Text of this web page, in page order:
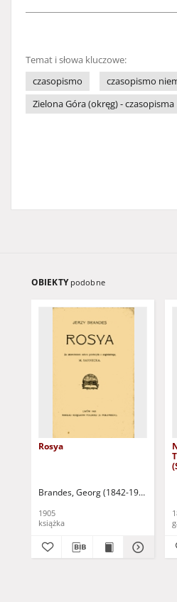
Temat i słowa kluczowe:
czasopismo
czasopismo
Zielona Góra (okręg) - czasopisma
OBIEKTY podobne
Rosya
Brandes, Georg (1842-1927)
1905
książka